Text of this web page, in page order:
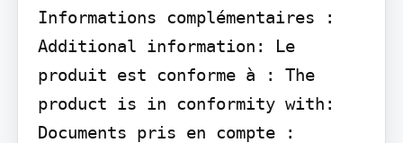
Informations complémentaires :
Additional information: Le
produit est conforme à : The
product is in conformity with:
Documents pris en compte :